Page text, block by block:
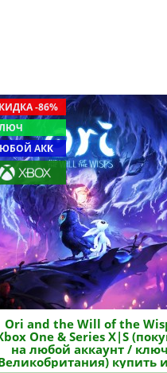
-86%
АКК
Ori and the Will of the
One & Series X|S
на любой аккаунт /
купить